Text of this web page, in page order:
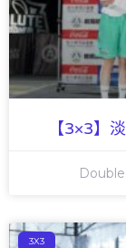
【3×3】
3X3